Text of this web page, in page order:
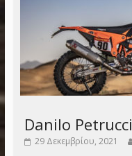
Danilo
29 Δεκεμβρίου, 2021